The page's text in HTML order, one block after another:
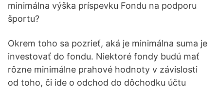
minimálna výška príspevku Fondu na podporu
športu?
Okrem toho sa pozrieť, aká je minimálna suma je
investovať do fondu. Niektoré fondy budú mať
rôzne minimálne prahové hodnoty v závislosti
od toho, či ide o odchod do dôchodku účtu